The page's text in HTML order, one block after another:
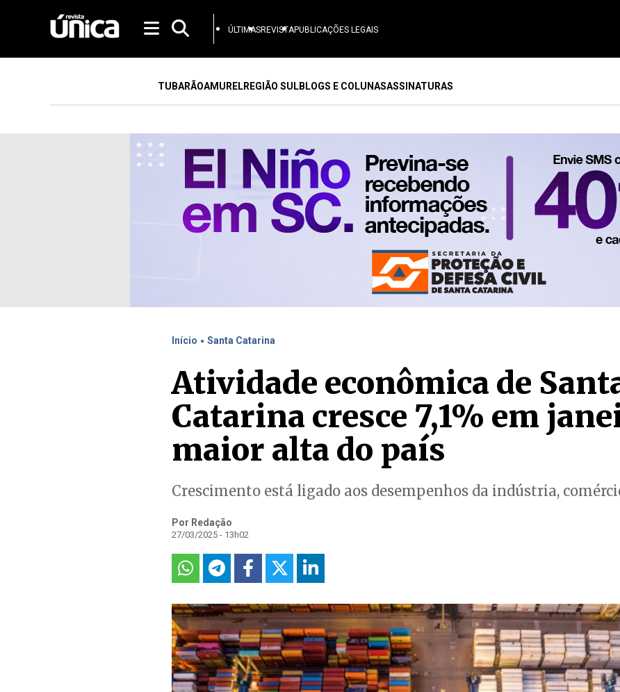
ÚLTIMASREVISTAPUBLICAÇÕES LEGAIS
TUBARÃOAMURELREGIÃO SULBLOGS E COLUNASASSINATURAS
Início . Santa Catarina
Atividade econômica de
Catarina cresce 7,1% em
maior alta do país
Crescimento está ligado aos desempenhos da indústria,
Por Redação
27/03/2025 - 13h02